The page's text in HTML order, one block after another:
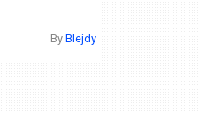
By Blejdy